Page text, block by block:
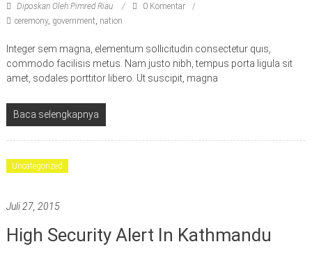
Diposkan Oleh:Pimred Riau
0 Komentar
ceremony, government nation
Integer sem magna, elementum sollicitudin consectetur quis,
commodo facilisis metus. Nam justo nibh, tempus porta ligula sit
amet, sodales porttitor libero. Ut suscipit, magna
Baca selengkapnya
Uncategorized
Juli 27, 2015
High Security Alert In Kathmandu